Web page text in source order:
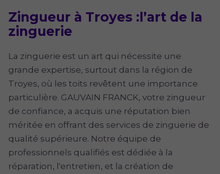
Zingueur à Troyes :l’art de la
zinguerie
La zinguerie est un art qui nécessite une
grande expertise, surtout dans la région de
Troyes, où les toits revêtent une importance
particulière. GAUVAIN FRANCK, votre zingueur
de confiance, a acquis une réputation bien
méritée en offrant des services de zinguerie de
qualité supérieure. Notre équipe de
professionnels qualifiés est dédiée à la
réparation, l'entretien, et la création de